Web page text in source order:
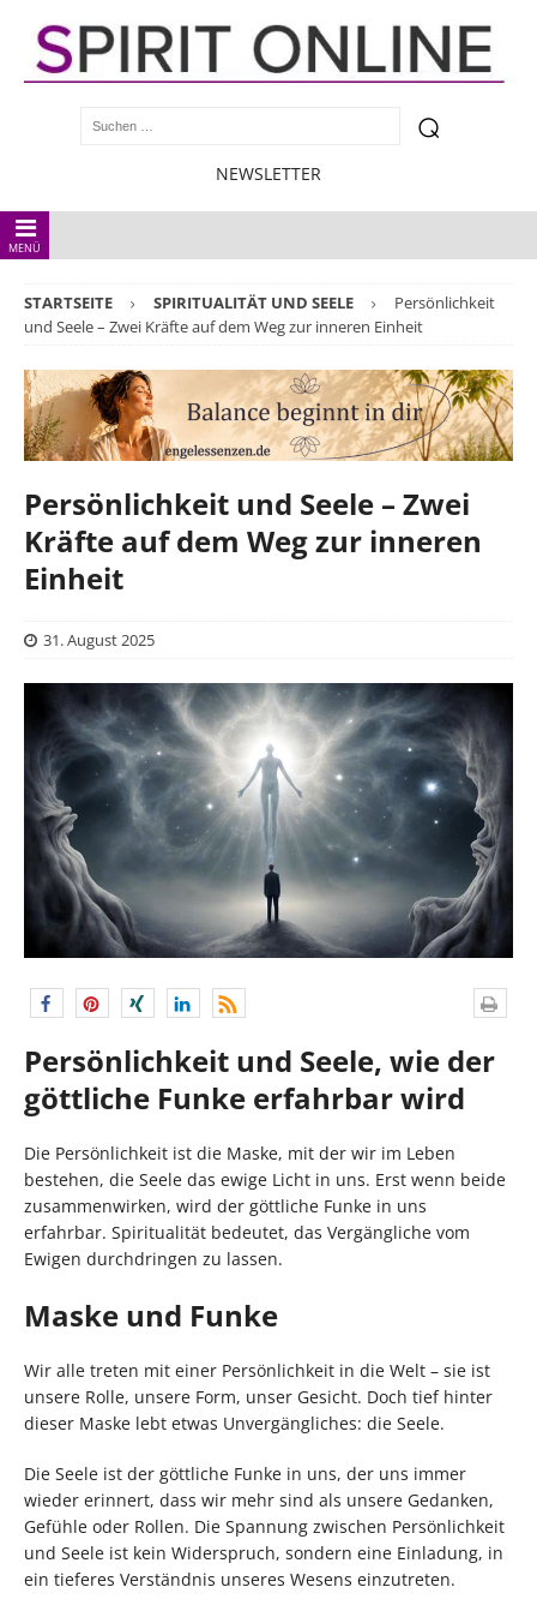
NEWSLETTER
MENÜ
STARTSEITE SPIRITUALITÄT UND SEELE
Persönlichkeit
und Seele – Zwei Kräfte auf dem Weg zur inneren Einheit
Persönlichkeit und Seele – Zwei
Kräfte auf dem Weg zur inneren
Einheit
31. August 2025
Persönlichkeit und Seele, wie der
göttliche Funke erfahrbar wird
Die Persönlichkeit ist die Maske, mit der wir im Leben
bestehen, die Seele das ewige Licht in uns. Erst wenn beide
zusammenwirken, wird der göttliche Funke in uns
erfahrbar. Spiritualität bedeutet, das Vergängliche vom
Ewigen durchdringen zu lassen.
Maske und Funke
Wir alle treten mit einer Persönlichkeit in die Welt – sie ist
unsere Rolle, unsere Form, unser Gesicht. Doch tief hinter
dieser Maske lebt etwas Unvergängliches: die Seele.
Die Seele ist der göttliche Funke in uns, der uns immer
wieder erinnert, dass wir mehr sind als unsere Gedanken,
Gefühle oder Rollen. Die Spannung zwischen Persönlichkeit
und Seele ist kein Widerspruch, sondern eine Einladung, in
ein tieferes Verständnis unseres Wesens einzutreten.